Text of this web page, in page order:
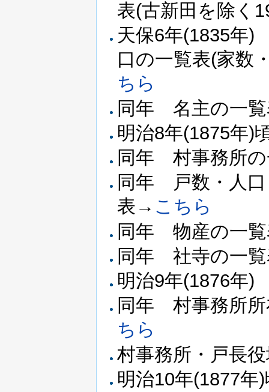
表(古新田を除く
天保6年(1835年
口の一覧表(家数
ちら
同年 名主の一
明治8年(1875年
同年 村事務所
同年 戸数・人口
表→ こちら
同年 物産の一
同年 社寺の一
明治9年(1876年
同年 村事務所所
ちら
村事務所・戸長
明治10年(1877